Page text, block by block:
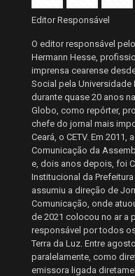
Editor Responsável
O editor responsável
Hermann Hesse,
imprensa cearense
Social pela Universidade
durante quase 20 anos
Globo, como repórter,
chefe do jornal mais
Ceará, o CETV. Em
Comunicação da
e, dois anos depois, foi
Institucional da Prefeitura
assumiu a direção de
Comunicação, onde
de 2021 colocou no ar a
responsável por todos
Terra da Luz. Entre
paralelamente, como
emissora ligada